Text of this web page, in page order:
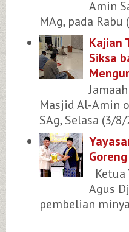
Amin
MAg, pada
Kajian
Siksa
Masjid Al-Amin
SAg, Selasa (3/
Agus
pembelian